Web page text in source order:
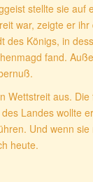
stellte sie auf
war, zeigte er
des Königs, in
fand.
Wettstreit aus.
Landes wollte
Und wenn
heute.